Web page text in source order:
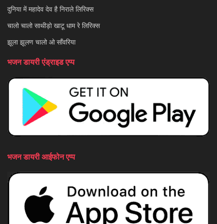
दुनिया में महादेव देव है निराले लिरिक्स
चालो चालो साथीड़ो खाटू धाम रे लिरिक्स
झूला झूलण चालो ओ साँवरिया
भजन डायरी एंड्राइड एप्प
भजन डायरी आईफोन एप्प